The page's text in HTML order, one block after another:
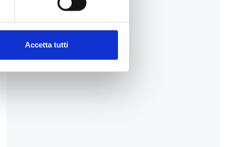
Accetta tutti